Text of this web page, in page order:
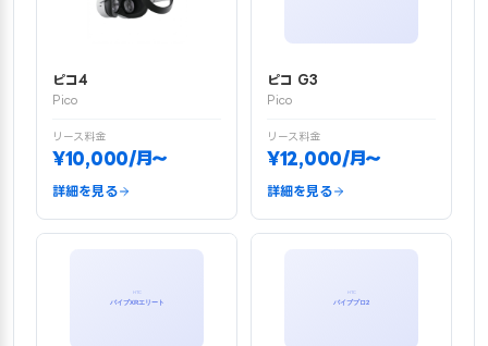
ピコ4
Pico
リース料金
¥10,000/月〜
詳細を見る
ピコ G3
Pico
リース料金
¥12,000/月〜
詳細を見る